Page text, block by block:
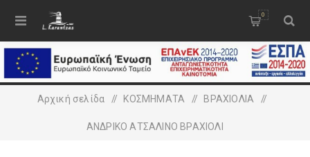
0
Αρχική σελίδα / ΚΟΣΜΗΜΑΤΑ / ΒΡΑΧΙΟΛΙA /
ΑΝΔΡΙΚΟ ΑΤΣΑΛΙΝΟ ΒΡΑΧΙΟΛΙ